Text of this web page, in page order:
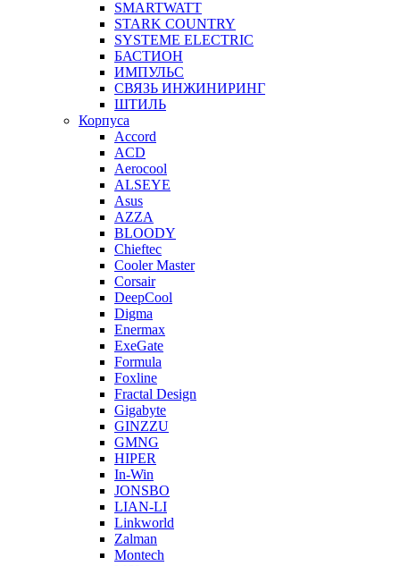
SMARTWATT
STARK COUNTRY
SYSTEME ELECTRIC
БАСТИОН
ИМПУЛЬС
СВЯЗЬ ИНЖИНИРИНГ
ШТИЛЬ
Корпуса
Accord
ACD
Aerocool
ALSEYE
Asus
AZZA
BLOODY
Chieftec
Cooler Master
Corsair
DeepCool
Digma
Enermax
ExeGate
Formula
Foxline
Fractal Design
Gigabyte
GINZZU
GMNG
HIPER
In-Win
JONSBO
LIAN-LI
Linkworld
Zalman
Montech